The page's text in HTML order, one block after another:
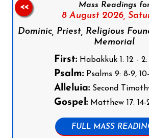
Mass Readings
8 August 2026,
Dominic, Priest, Religious
Memorial
First:Habakkuk 1: 12 - 2:
Psalm:Psalms 9: 8-9, 10-
Alleluia:Second
Gospel:Matthew 17: 14-
FULL MASS
<<